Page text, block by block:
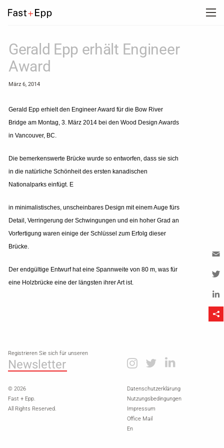
UNTERNEHMEN
NEWS
KONTAKT
Gerald Epp erhält Engineer
Award
März 6, 2014
Gerald Epp erhielt den Engineer Award für die Bow River
Bridge am Montag, 3. März 2014 bei den Wood Design Awards
in Vancouver, BC.
Die bemerkenswerte Brücke wurde so entworfen, dass sie sich
in die natürliche Schönheit des ersten kanadischen
Nationalparks einfügt. E
in minimalistisches, unscheinbares Design mit einem Auge fürs
Detail, Verringerung der Schwingungen und ein hoher Grad an
Vorfertigung waren einige der Schlüssel zum Erfolg dieser
Brücke.
Der endgültige Entwurf hat eine Spannweite von 80 m, was für
eine Holzbrücke eine der längsten ihrer Art ist.
© 2026
Fast + Epp.
All Rights Reserved.
Datenschutzerklärung
Nutzungsbedingungen
Impressum
Office Mail
En
Registrieren Sie sich für unseren
Newsletter